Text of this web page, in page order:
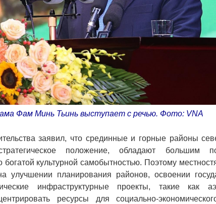
Фам Минь Тьинь выступает с речью. Фото: VNA
заявил, что срединные и горные районы
положение, обладают большим
культурной самобытностью. Поэтому
улучшении планирования районов, освоении
инфраструктурные проекты, такие как
ресурсы для социально-